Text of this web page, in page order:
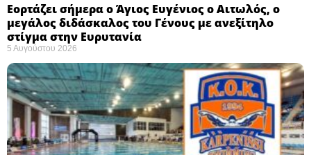
Εορτάζει σήμερα ο Άγιος Ευγένιος ο Αιτωλός, ο
μεγάλος διδάσκαλος του Γένους με ανεξίτηλο
στίγμα στην Ευρυτανία
5 Αυγούστου 2026